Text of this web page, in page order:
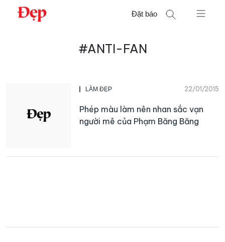
Chuyển
Đặt báo
#ANTI-FAN
LÀM ĐẸP 22/01/2015
Phép màu làm nên nhan sắc vạn
người mê của Phạm Băng Băng